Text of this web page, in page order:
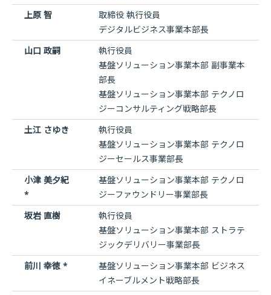
上原 智
取締役 執行役員
デジタルビジネス事業本部長
山口 政嗣
執行役員
基盤ソリューション事業本部 副事業本
部長
基盤ソリューション事業本部 テクノロ
ジーコンサルティング​戦略部長
土江 さゆき
執行役員
基盤ソリューション事業本部 テクノロ
ジーセールス事業部長
小津 美夕紀
*
基盤ソリューション事業本部 テクノロ
ジーファウンドリー事業部長
坂岩 直樹
執行役員
基盤ソリューション事業本部 ストラテ
ジックデリバリー事業部長
前川 幸徳 *
基盤ソリューション事業本部 ビジネス
イネーブルメント戦略部長